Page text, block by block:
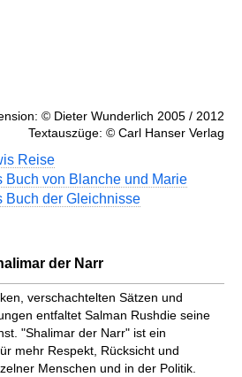
© Dieter Wunderlich 2005 / 2012
Textauszüge: © Carl Hanser Verlag
Reise
Buch von Blanche und Marie
Buch der Gleichnisse
der Narr
verschachtelten Sätzen und
entfaltet Salman Rushdie seine
"Shalimar der Narr" ist ein
mehr Respekt, Rücksicht und
Menschen und in der Politik.